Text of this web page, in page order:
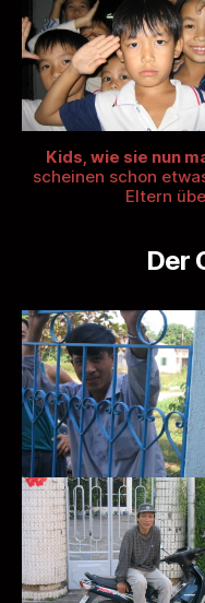
Kids, wie sie nun
scheinen schon
Eltern
Der